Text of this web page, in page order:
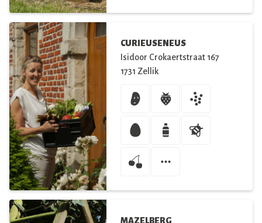
CURIEUSENEUS
Isidoor Crokaertstraat 167
1731 Zellik
MAZELBERG